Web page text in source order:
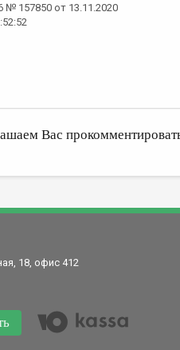
№ 157850 от 13.11.2020
Вас
18, офис 412